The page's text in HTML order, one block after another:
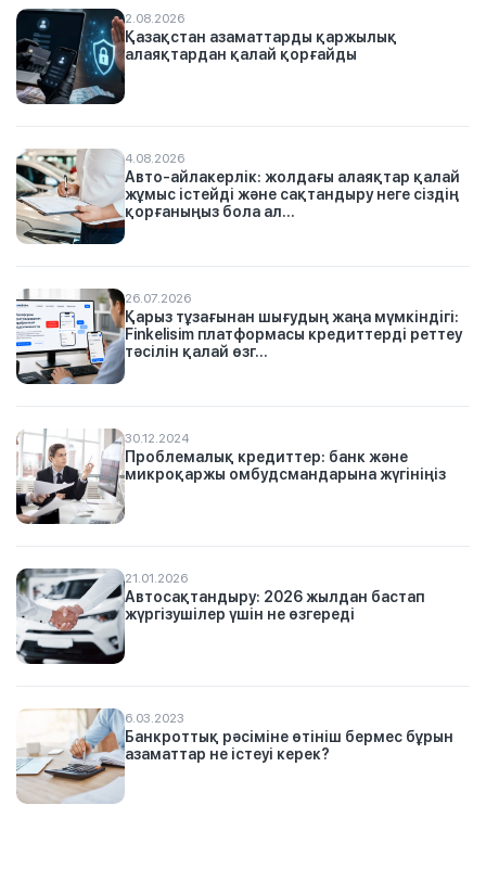
2.08.2026
Қазақстан азаматтарды қаржылық
алаяқтардан қалай қорғайды
4.08.2026
Авто-айлакерлік: жолдағы алаяқтар қалай
жұмыс істейді және сақтандыру неге сіздің
қорғаныңыз бола ал...
26.07.2026
Қарыз тұзағынан шығудың жаңа мүмкіндігі:
Finkelisim платформасы кредиттерді реттеу
тәсілін қалай өзг...
30.12.2024
Проблемалық кредиттер: банк және
микроқаржы омбудсмандарына жүгініңіз
21.01.2026
Автосақтандыру: 2026 жылдан бастап
жүргізушілер үшін не өзгереді
6.03.2023
Банкроттық рәсіміне өтініш бермес бұрын
азаматтар не істеуі керек?